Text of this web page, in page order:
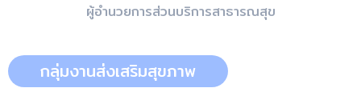
ผู้อำนวยการส่วนบริการสาธารณสุข
กลุ่มงานส่งเสริมสุขภาพ